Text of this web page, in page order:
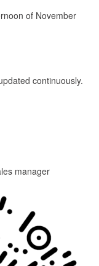
of November
continuously.
manager